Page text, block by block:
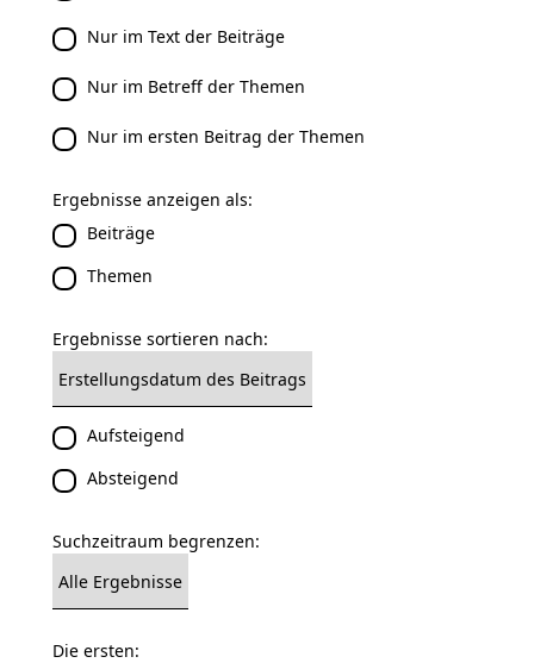
Nur im Text der Beiträge
Nur im Betreff der Themen
Nur im ersten Beitrag der Themen
Ergebnisse anzeigen als:
Beiträge
Themen
Ergebnisse sortieren nach:
Aufsteigend
Absteigend
Suchzeitraum begrenzen:
Die ersten: